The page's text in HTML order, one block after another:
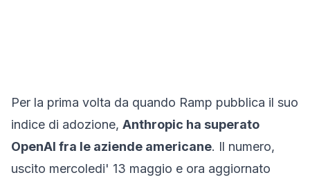
Per la prima volta da quando Ramp pubblica il suo
indice di adozione, Anthropic ha superato
OpenAI fra le aziende americane. Il numero,
uscito mercoledi' 13 maggio e ora aggiornato